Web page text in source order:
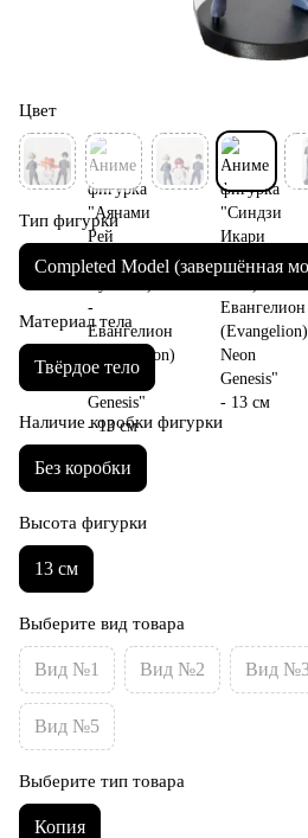
Цвет
Тип фигурки
Completed Model (завершённая
Материал тела
Твёрдое тело
Наличие коробки фигурки
Без коробки
Высота фигурки
13 см
Выберите вид товара
Вид №1 Вид №2 Вид
Вид №5
Выберите тип товара
Копия